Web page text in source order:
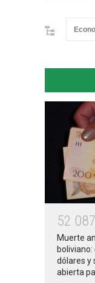
52 087
Muerte
dólares y
abierta